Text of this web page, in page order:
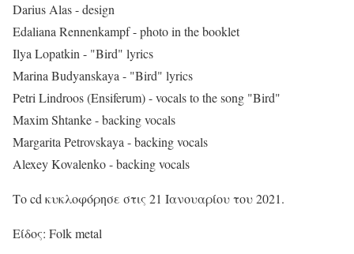
Darius Alas - design
Edaliana Rennenkampf - photo in the booklet
Ilya Lopatkin - "Bird" lyrics
Marina Budyanskaya - "Bird" lyrics
Petri Lindroos (Ensiferum) - vocals to the song "Bird"
Maxim Shtanke - backing vocals
Margarita Petrovskaya - backing vocals
Alexey Kovalenko - backing vocals
Το cd κυκλοφόρησε στις 21 Ιανουαρίου του 2021.
Είδος: Folk metal